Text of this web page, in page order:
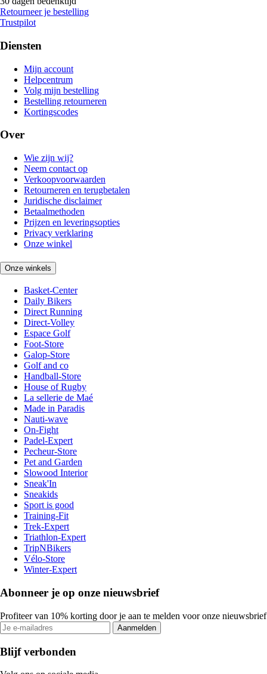
Retourneer je bestelling
Trustpilot
Diensten
Mijn account
Helpcentrum
Volg mijn bestelling
Bestelling retourneren
Kortingscodes
Over
Wie zijn wij?
Neem contact op
Verkoopvoorwaarden
Retourneren en terugbetalen
Juridische disclaimer
Betaalmethoden
Prijzen en leveringsopties
Privacy verklaring
Onze winkel
Onze winkels
Basket-Center
Daily Bikers
Direct Running
Direct-Volley
Espace Golf
Foot-Store
Galop-Store
Golf and co
Handball-Store
House of Rugby
La sellerie de Maé
Made in Paradis
Nauti-wave
On-Fight
Padel-Expert
Pecheur-Store
Pet and Garden
Slowood Interior
Sneak'In
Sneakids
Sport is good
Training-Fit
Trek-Expert
Triathlon-Expert
TripNBikers
Vélo-Store
Winter-Expert
Abonneer je op onze nieuwsbrief
Profiteer van 10% korting door je aan te melden voor onze nieuwsbrief
Aanmelden
Blijf verbonden